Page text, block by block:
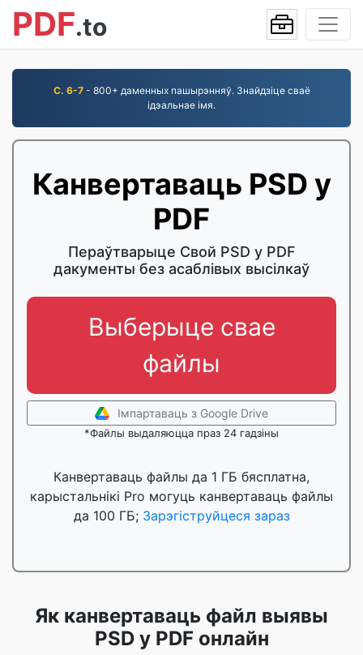
PDF.to
С. 6-7- 800+ даменных пашырэнняў. Знайдзіце сваё
ідэальнае імя.
Канвертаваць PSD у
PDF
Пераўтварыце Свой PSD у PDF
дакументы без асаблівых высілкаў
Выберыце свае
файлы
Імпартаваць з Google Drive
*Файлы выдаляюцца праз 24 гадзіны
Канвертаваць файлы да 1 ГБ бясплатна,
карыстальнікі Pro могуць канвертаваць файлы
да 100 ГБ; Зарэгіструйцеся зараз
Як канвертаваць файл выявы
PSD у PDF онлайн